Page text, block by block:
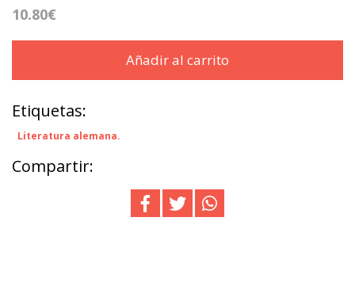
10.80€
Añadir al carrito
Etiquetas:
Literatura alemana.
Compartir: